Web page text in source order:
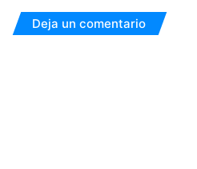
Deja un comentario